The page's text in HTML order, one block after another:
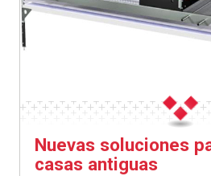
Nuevas soluciones
casas antiguas